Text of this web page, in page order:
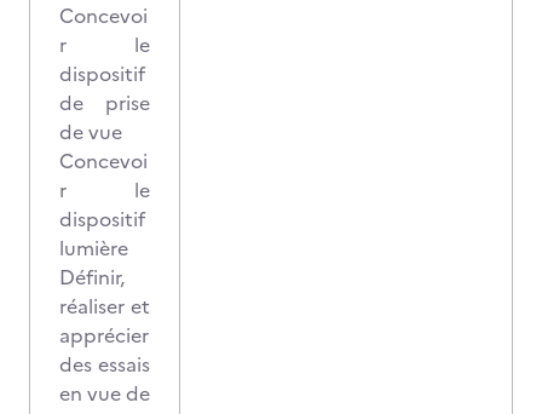
Concevoi
r le
dispositif
de prise
de vue
Concevoi
r le
dispositif
lumière
Définir,
réaliser et
apprécier
des essais
en vue de